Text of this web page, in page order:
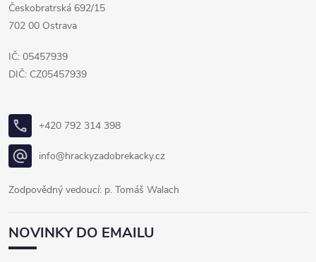
Českobratrská 692/15
702 00 Ostrava
IČ: 05457939
DIČ: CZ05457939
+420 792 314 398
info@hrackyzadobrekacky.cz
Zodpovědný vedoucí: p. Tomáš Walach
NOVINKY DO EMAILU